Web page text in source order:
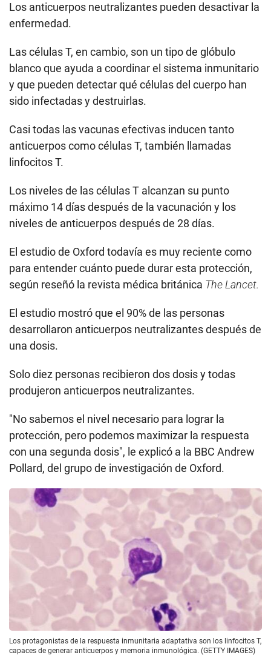
Los anticuerpos neutralizantes pueden desactivar la
enfermedad.
Las células T, en cambio, son un tipo de glóbulo
blanco que ayuda a coordinar el sistema inmunitario
y que pueden detectar qué células del cuerpo han
sido infectadas y destruirlas.
Casi todas las vacunas efectivas inducen tanto
anticuerpos como células T, también llamadas
linfocitos T.
Los niveles de las células T alcanzan su punto
máximo 14 días después de la vacunación y los
niveles de anticuerpos después de 28 días.
El estudio de Oxford todavía es muy reciente como
para entender cuánto puede durar esta protección,
según reseñó la revista médica británica The Lancet.
El estudio mostró que el 90% de las personas
desarrollaron anticuerpos neutralizantes después de
una dosis.
Solo diez personas recibieron dos dosis y todas
produjeron anticuerpos neutralizantes.
"No sabemos el nivel necesario para lograr la
protección, pero podemos maximizar la respuesta
con una segunda dosis", le explicó a la BBC Andrew
Pollard, del grupo de investigación de Oxford.
Los protagonistas de la respuesta inmunitaria adaptativa son los linfocitos T,
capaces de generar anticuerpos y memoria inmunológica. (GETTY IMAGES)